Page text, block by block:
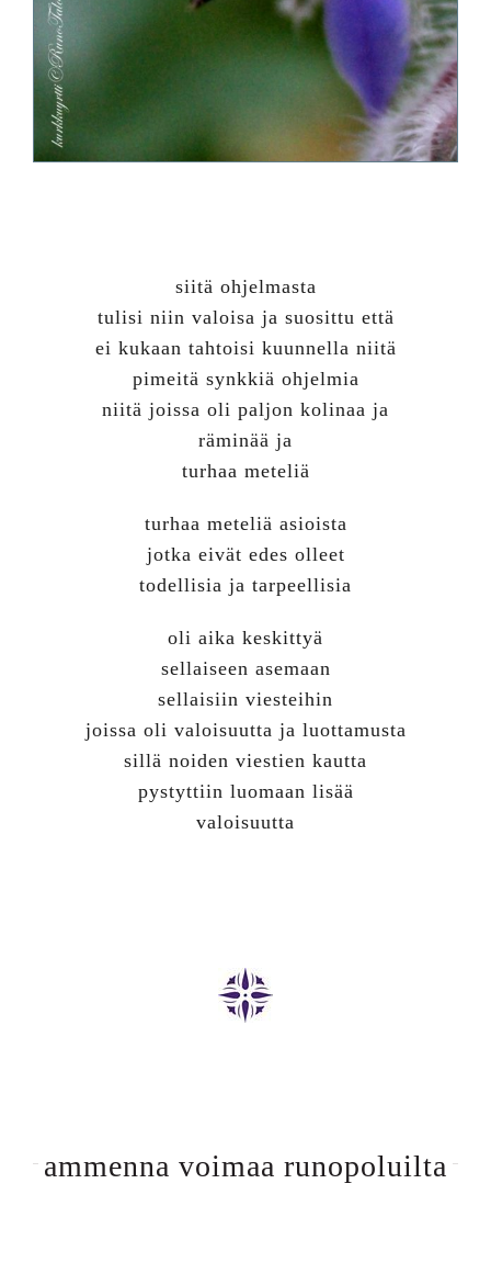
siitä ohjelmasta
tulisi niin valoisa ja suosittu että
ei kukaan tahtoisi kuunnella niitä
pimeitä synkkiä ohjelmia
niitä joissa oli paljon kolinaa ja
räminää ja
turhaa meteliä
turhaa meteliä asioista
jotka eivät edes olleet
todellisia ja tarpeellisia
oli aika keskittyä
sellaiseen asemaan
sellaisiin viesteihin
joissa oli valoisuutta ja luottamusta
sillä noiden viestien kautta
pystyttiin luomaan lisää
valoisuutta
ammenna voimaa runopoluilta